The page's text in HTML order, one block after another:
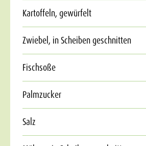
Kartoffeln, gewürfelt
Zwiebel, in Scheiben geschnitten
Fischsoße
Palmzucker
Salz